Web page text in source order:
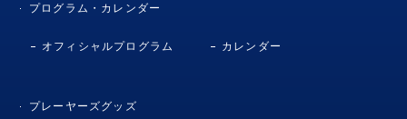
プログラム・カレンダー
オフィシャルプログラム カレンダー
プレーヤーズグッズ